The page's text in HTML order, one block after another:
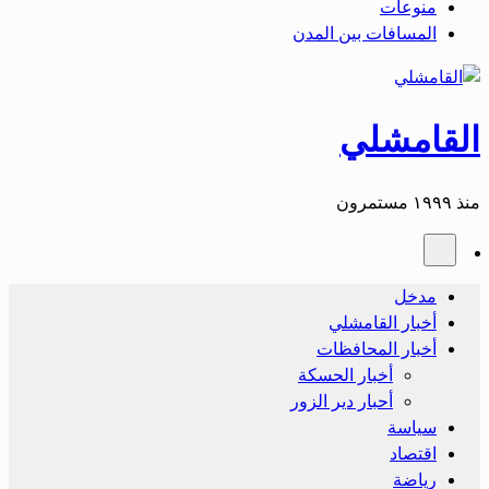
منوعات
المسافات بين المدن
القامشلي
منذ ١٩٩٩ مستمرون
مدخل
أخبار القامشلي
أخبار المحافظات
أخبار الحسكة
أحبار دير الزور
سياسة
اقتصاد
رياضة